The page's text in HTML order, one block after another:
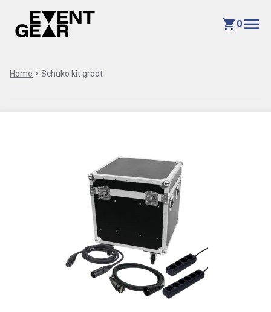
shopping_cart 0 menu
Home chevron_right Schuko kit groot